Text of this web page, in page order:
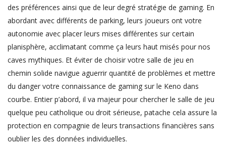
des préférences ainsi que de leur degré stratégie de gaming. En
abordant avec différents de parking, leurs joueurs ont votre
autonomie avec placer leurs mises différentes sur certain
planisphère, acclimatant comme ça leurs haut misés pour nos
caves mythiques. Et éviter de choisir votre salle de jeu en
chemin solide navigue aguerrir quantité de problèmes et mettre
du danger votre connaissance de gaming sur le Keno dans
courbe. Entier p’abord, il va majeur pour chercher le salle de jeu
quelque peu catholique ou droit sérieuse, patache cela assure la
protection en compagnie de leurs transactions financières sans
oublier les des données individuelles.